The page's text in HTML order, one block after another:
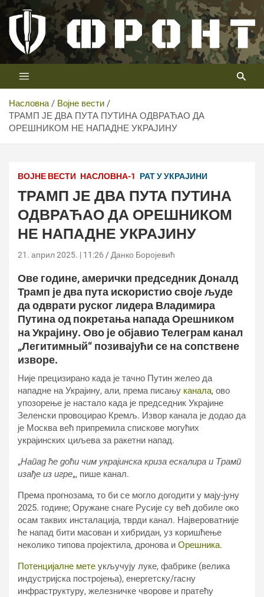
Скип
цонтент
Телевизија ФРОНТ
Први војни канал у Србији
Насловна
Војне вести
ТРАМП ЈЕ ДВА ПУТА ПУТИНА ОДВРАЋАО ДА
ОРЕШНИКОМ НЕ НАПАДНЕ УКРАЈИНУ
ВОЈНЕ ВЕСТИ НАСЛОВНА-1 РАТ У УКРАЈИНИ
ТРАМП ЈЕ ДВА ПУТА ПУТИНА
ОДВРАЋАО ДА ОРЕШНИКОМ
НЕ НАПАДНЕ УКРАЈИНУ
21. април 2025. | 11:26 Данко Боројевић
Ове године, амерички председник Доналд
Трамп је два пута искористио своје људе
да одврати руског лидера Владимира
Путина од покретања напада Орешником
на Украјину. Ово је објавио Телеграм канал
„Легитимный“ позивајући се на сопствене
изворе.
Није прецизирано када је тачно Путин желео да
нападне на Украјину, али, према писању канала, ово
упозорење је настало када је председник Украјине
Зеленски провоцирао Кремљ. Извор канала је додао да
је Москва већ припремила спискове могућих
украјинских циљева за ракетни напад.
„Напад ће доћи чим украјинска криза ескалира и Трамп
изађе из игре„, пише канал.
Према прогнозама, то би се могло догодити у мају-јуну
2025. године; Оружане снаге Русије су већ добиле око
осам таквих инсталација, тврди канал. Највероватније
ће напад бити масован и хибридан, уз коришћење
неколико типова пројектила, дронова и Орешника.
Потенцијалне мете укључују луке, фабрике (велика
индустријска постројења), енергетску/гасну
инфраструктуру, железничке чворове и пратећу